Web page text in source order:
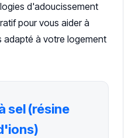
d'adoucissement
pour vous aider à
adapté à votre logement
sel (résine